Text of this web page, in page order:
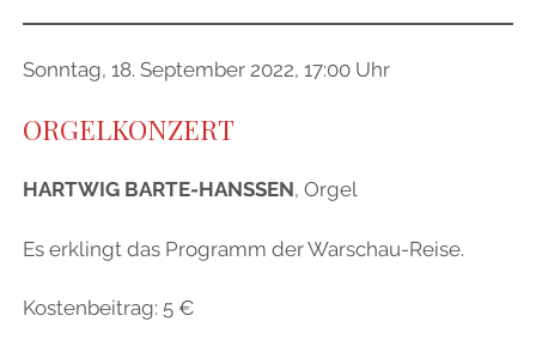
Sonntag, 18. September 2022, 17:00 Uhr
ORGELKONZERT
HARTWIG BARTE-HANSSEN, Orgel
Es erklingt das Programm der Warschau-Reise.
Kostenbeitrag: 5 €